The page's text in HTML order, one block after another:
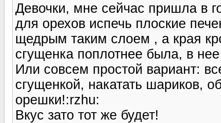
Девочки, мне сейчас пришла в
для орехов испечь плоские
щедрым таким слоем , а края
сгущенка поплотнее была, в
Или совсем простой вариант:
сгущенкой, накатать шариков,
орешки!:rzhu:
Вкус зато тот же будет!